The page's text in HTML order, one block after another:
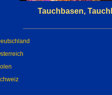
Tauchbasen,